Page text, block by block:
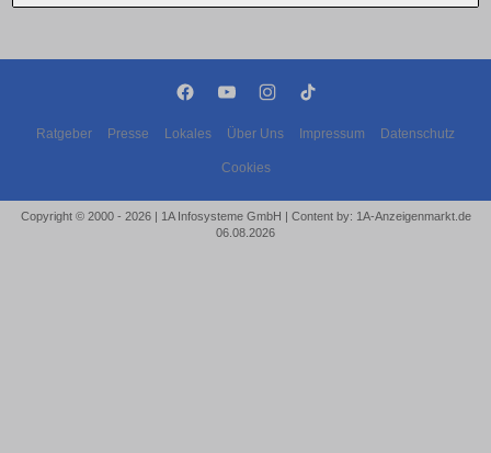
Ratgeber Presse Lokales Über Uns Impressum Datenschutz
Cookies
Copyright © 2000 - 2026 | 1A Infosysteme GmbH | Content by: 1A-Anzeigenmarkt.de
06.08.2026